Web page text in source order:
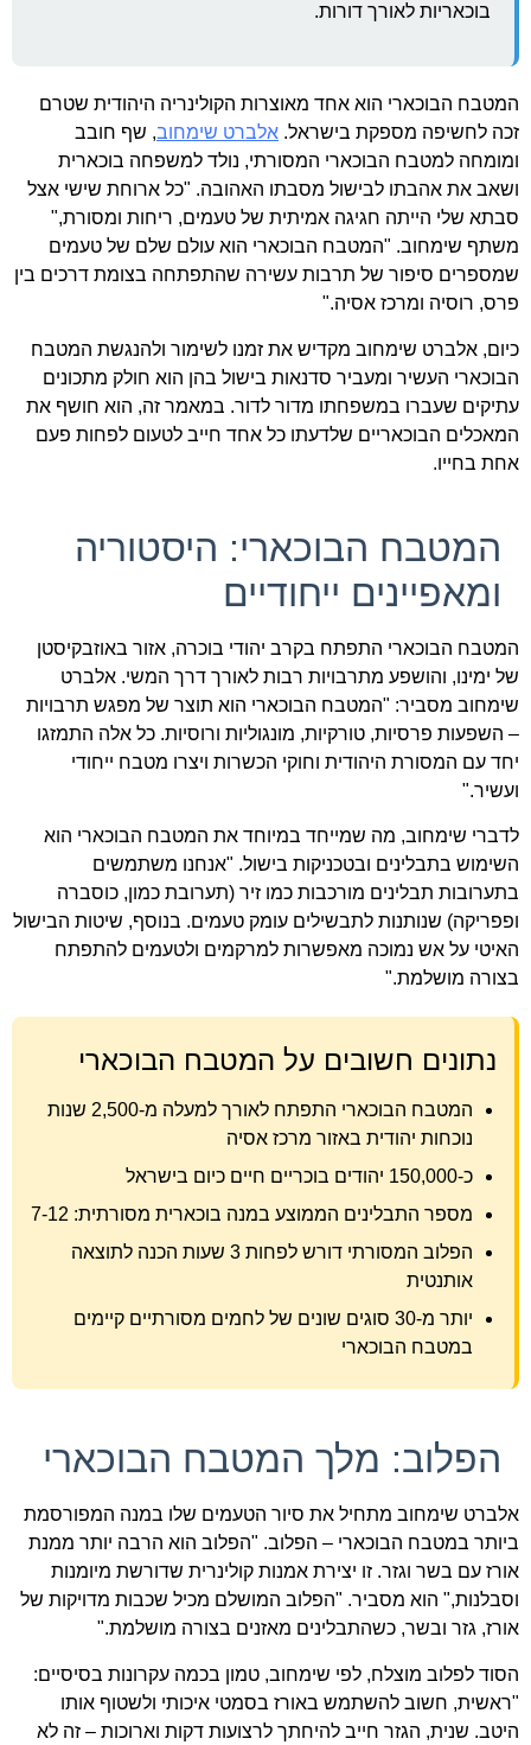
בוכאריות לאורך דורות.
המטבח הבוכארי הוא אחד מאוצרות הקולינריה היהודית שטרם
זכה לחשיפה מספקת בישראל. אלברט שימחוב, שף חובב
ומומחה למטבח הבוכארי המסורתי, נולד למשפחה בוכארית
ושאב את אהבתו לבישול מסבתו האהובה. "כל ארוחת שישי אצל
סבתא שלי הייתה חגיגה אמיתית של טעמים, ריחות ומסורת,"
משתף שימחוב. "המטבח הבוכארי הוא עולם שלם של טעמים
שמספרים סיפור של תרבות עשירה שהתפתחה בצומת דרכים בין
פרס, רוסיה ומרכז אסיה."
כיום, אלברט שימחוב מקדיש את זמנו לשימור ולהנגשת המטבח
הבוכארי העשיר ומעביר סדנאות בישול בהן הוא חולק מתכונים
עתיקים שעברו במשפחתו מדור לדור. במאמר זה, הוא חושף את
המאכלים הבוכאריים שלדעתו כל אחד חייב לטעום לפחות פעם
אחת בחייו.
המטבח הבוכארי: היסטוריה
ומאפיינים ייחודיים
המטבח הבוכארי התפתח בקרב יהודי בוכרה, אזור באוזבקיסטן
של ימינו, והושפע מתרבויות רבות לאורך דרך המשי. אלברט
שימחוב מסביר: "המטבח הבוכארי הוא תוצר של מפגש תרבויות
– השפעות פרסיות, טורקיות, מונגוליות ורוסיות. כל אלה התמזגו
יחד עם המסורת היהודית וחוקי הכשרות ויצרו מטבח ייחודי
ועשיר."
לדברי שימחוב, מה שמייחד במיוחד את המטבח הבוכארי הוא
השימוש בתבלינים ובטכניקות בישול. "אנחנו משתמשים
בתערובות תבלינים מורכבות כמו זיר (תערובת כמון, כוסברה
ופפריקה) שנותנות לתבשילים עומק טעמים. בנוסף, שיטות הבישול
האיטי על אש נמוכה מאפשרות למרקמים ולטעמים להתפתח
בצורה מושלמת."
נתונים חשובים על המטבח הבוכארי
המטבח הבוכארי התפתח לאורך למעלה מ-2,500 שנות
נוכחות יהודית באזור מרכז אסיה
כ-150,000 יהודים בוכריים חיים כיום בישראל
מספר התבלינים הממוצע במנה בוכארית מסורתית: 7-12
הפלוב המסורתי דורש לפחות 3 שעות הכנה לתוצאה
אותנטית
יותר מ-30 סוגים שונים של לחמים מסורתיים קיימים
במטבח הבוכארי
הפלוב: מלך המטבח הבוכארי
אלברט שימחוב מתחיל את סיור הטעמים שלו במנה המפורסמת
ביותר במטבח הבוכארי – הפלוב. "הפלוב הוא הרבה יותר ממנת
אורז עם בשר וגזר. זו יצירת אמנות קולינרית שדורשת מיומנות
וסבלנות," הוא מסביר. "הפלוב המושלם מכיל שכבות מדויקות של
אורז, גזר ובשר, כשהתבלינים מאזנים בצורה מושלמת."
הסוד לפלוב מוצלח, לפי שימחוב, טמון בכמה עקרונות בסיסיים:
"ראשית, חשוב להשתמש באורז בסמטי איכותי ולשטוף אותו
היטב. שנית, הגזר חייב להיחתך לרצועות דקות וארוכות – זה לא